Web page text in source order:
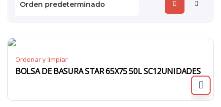
Ordenar y limpiar
BOLSA DE BASURA STAR 65X75 50L SC12UNIDADES